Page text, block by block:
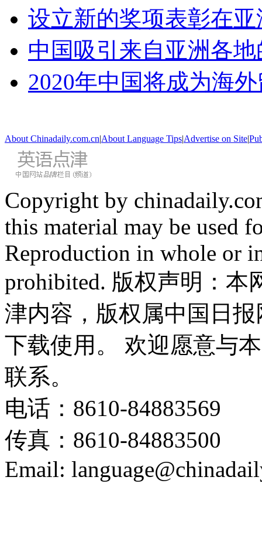
设立新的奖项表彰在
中国吸引来自亚洲各
2020年中国将成为海
About Chinadaily.com.cn|About Language Tips|Advertise on Site|
Copyright by
this material may be used
Reproduction in whole or
prohibited. 版权声明：
津内容，版权属中国日
下载使用。 欢迎愿意与
联系。
电话：8610-84883569
传真：8610-84883500
Email: